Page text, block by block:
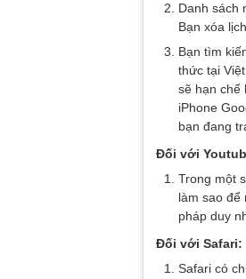
Danh sách
Bạn xóa
Bạn tìm
thức tại
sẽ hạn chế
iPhone
bạn đang
Đối với
Trong một
làm sao để
pháp duy
Đối với Safari:
Safari có